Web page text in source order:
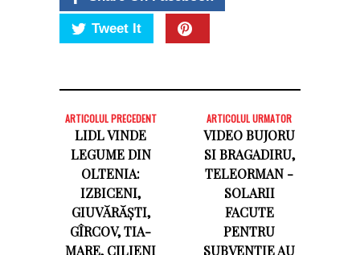
Tweet It
ARTICOLUL PRECEDENT
LIDL VINDE
LEGUME DIN
OLTENIA:
IZBICENI,
GIUVĂRĂȘTI,
GÎRCOV, TIA-
MARE, CILIENI
ARTICOLUL URMATOR
VIDEO BUJORU
SI BRAGADIRU,
TELEORMAN -
SOLARII
FACUTE
PENTRU
SUBVENTIE AU